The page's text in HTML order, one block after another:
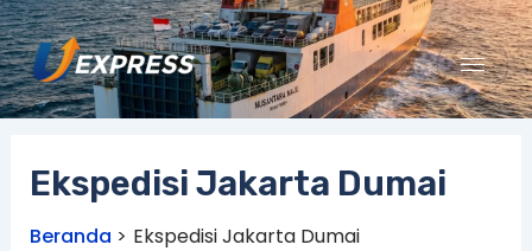
Lewati
ke
konten
Ekspedisi Jakarta Dumai
Beranda Ekspedisi Jakarta Dumai